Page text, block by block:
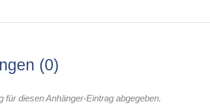
0
diesen Anhänger-Eintrag abgegeben.